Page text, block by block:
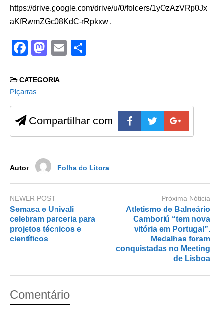
https://drive.google.com/drive/u/0/folders/1yOzAzVRp0Jx
aKfRwmZGc08KdC-rRpkxw .
F
a
c
e
b
o
o
M
a
st
d
o
n
E
m h
CATEGORIA
Piçarras
Compartilhar com
Autor Folha do Litoral
NEWER POST
Semasa e Univali
celebram parceria para
projetos técnicos e
científicos
Próxima Nóticia
Atletismo de Balneário
Camboriú “tem nova
vitória em Portugal”.
Medalhas foram
conquistadas no Meeting
de Lisboa
Comentário